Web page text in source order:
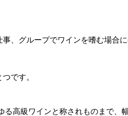
、グループでワインを嗜む場合
です。
る高級ワインと称されものまで、